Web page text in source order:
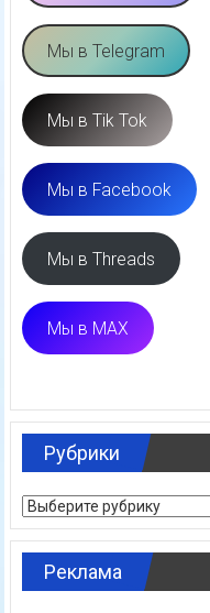
Мы в Telegram
Мы в Tik Tok
Мы в Facebook
Мы в Threads
Мы в MAX
Рубрики
Рубрики
Реклама